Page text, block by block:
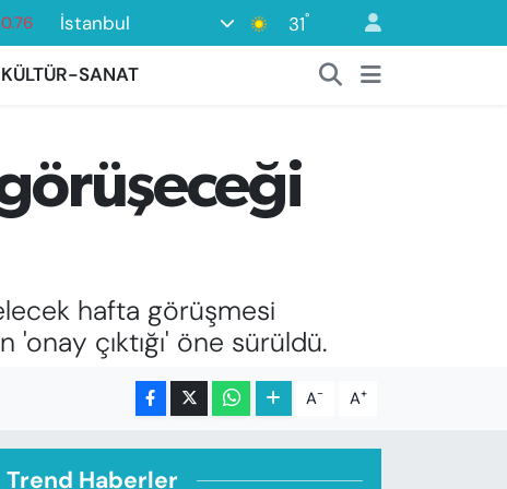
%0.01
%64
0.76
İstanbul 31°
KÜLTÜR-SANAT
hafta görüşmesi
çıktığı' öne sürüldü.
A- A+
Trend Haberler